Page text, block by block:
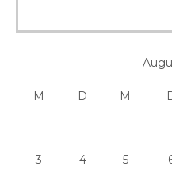
M D M
3 4 5